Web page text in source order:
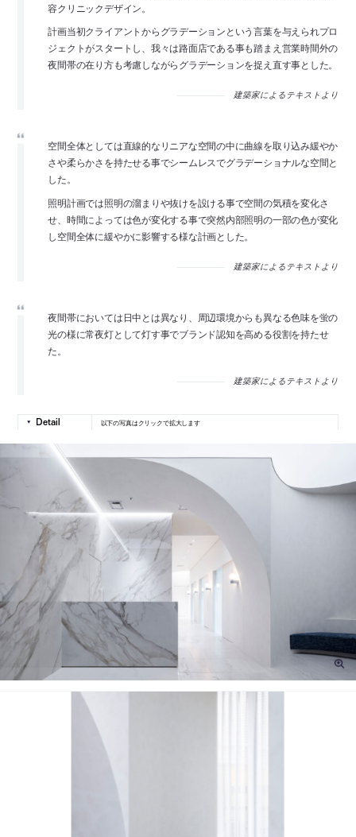
容クリニックデザイン。
計画当初クライアントからグラデーションという言葉を与えられプロ
ジェクトがスタートし、我々は路面店である事も踏まえ営業時間外の
夜間帯の在り方も考慮しながらグラデーションを捉え直す事とした。
建築家によるテキストより
空間全体としては直線的なリニアな空間の中に曲線を取り込み緩やか
さや柔らかさを持たせる事でシームレスでグラデーショナルな空間と
した。
照明計画では照明の溜まりや抜けを設ける事で空間の気積を変化さ
せ、時間によっては色が変化する事で突然内部照明の一部の色が変化
し空間全体に緩やかに影響する様な計画とした。
建築家によるテキストより
夜間帯においては日中とは異なり、周辺環境からも異なる色味を蛍の
光の様に常夜灯として灯す事でブランド認知を高める役割を持たせ
た。
建築家によるテキストより
以下の写真はクリックで拡大します